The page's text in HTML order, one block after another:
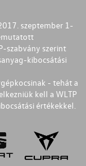
szeptember 1-
szabvány szerint
kibocsátási
- tehát a
kell a WLTP
értékekkel.